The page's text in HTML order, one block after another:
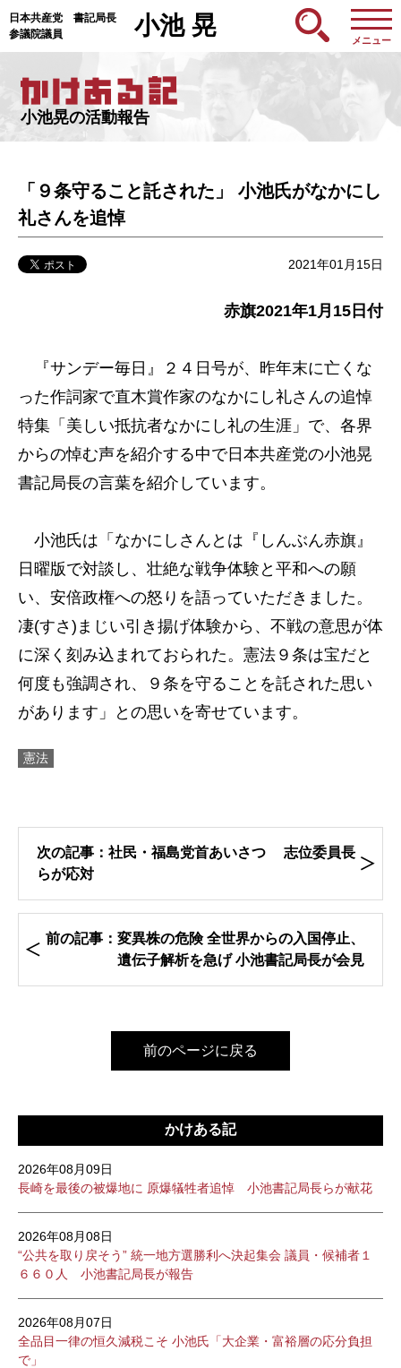
日本共産党 書記局長
参議院議員
小池 晃
メニュー
小池晃の活動報告
「９条守ること託された」 小池氏がなかにし
礼さんを追悼
2021年01月15日
赤旗2021年1月15日付
『サンデー毎日』２４日号が、昨年末に亡くな
った作詞家で直木賞作家のなかにし礼さんの追悼
特集「美しい抵抗者なかにし礼の生涯」で、各界
からの悼む声を紹介する中で日本共産党の小池晃
書記局長の言葉を紹介しています。
小池氏は「なかにしさんとは『しんぶん赤旗』
日曜版で対談し、壮絶な戦争体験と平和への願
い、安倍政権への怒りを語っていただきました。
凄(すさ)まじい引き揚げ体験から、不戦の意思が体
に深く刻み込まれておられた。憲法９条は宝だと
何度も強調され、９条を守ることを託された思い
があります」との思いを寄せています。
憲法
次の記事：社民・福島党首あいさつ 志位委員長
らが応対
前の記事：変異株の危険 全世界からの入国停止、
遺伝子解析を急げ 小池書記局長が会見
前のページに戻る
かけある記
2026年08月09日
長崎を最後の被爆地に 原爆犠牲者追悼 小池書記局長らが献花
2026年08月08日
“公共を取り戻そう” 統一地方選勝利へ決起集会 議員・候補者１
６６０人 小池書記局長が報告
2026年08月07日
全品目一律の恒久減税こそ 小池氏「大企業・富裕層の応分負担
で」